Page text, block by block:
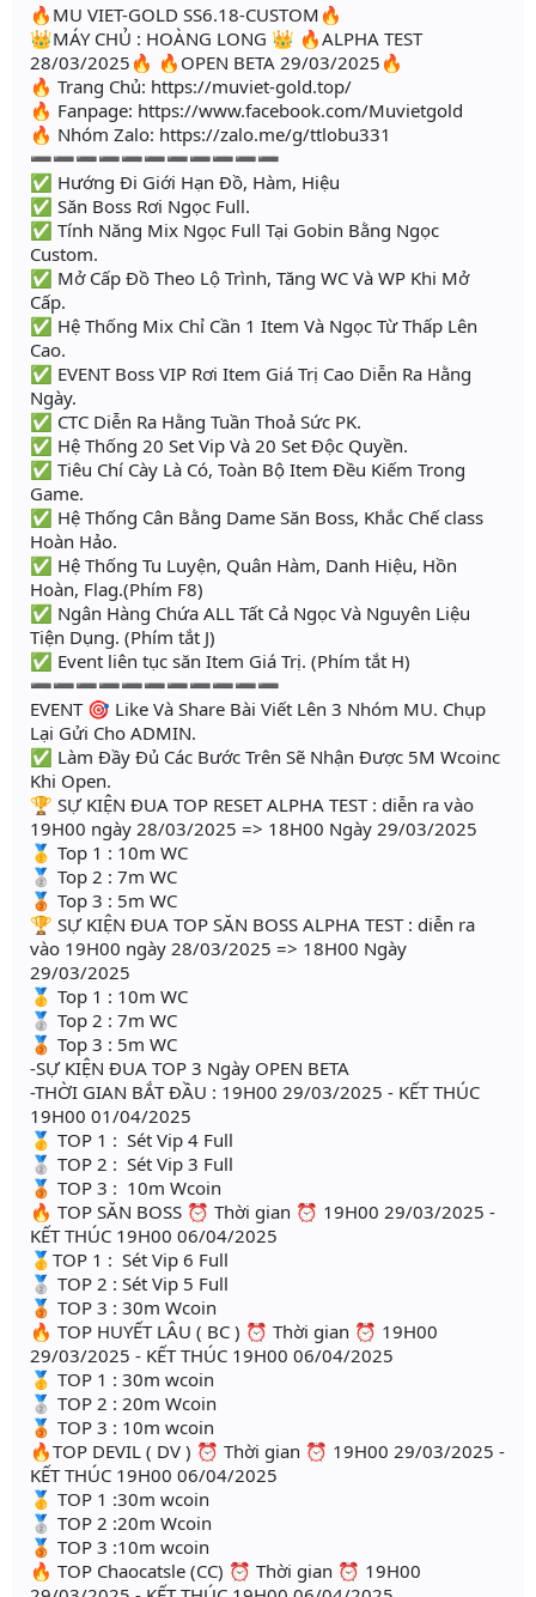
🔥MU VIET-GOLD SS6.18-CUSTOM🔥
👑MÁY CHỦ : HOÀNG LONG 👑 🔥ALPHA TEST
28/03/2025🔥 🔥OPEN BETA 29/03/2025🔥
🔥 Trang Chủ: https://muviet-gold.top/
🔥 Fanpage: https://www.facebook.com/Muvietgold
🔥 Nhóm Zalo: https://zalo.me/g/ttlobu331
➖➖➖➖➖➖➖➖➖➖➖
✅ Hướng Đi Giới Hạn Đồ, Hàm, Hiệu
✅ Săn Boss Rơi Ngọc Full.
✅ Tính Năng Mix Ngọc Full Tại Gobin Bằng Ngọc
Custom.
✅ Mở Cấp Đồ Theo Lộ Trình, Tăng WC Và WP Khi Mở
Cấp.
✅ Hệ Thống Mix Chỉ Cần 1 Item Và Ngọc Từ Thấp Lên
Cao.
✅ EVENT Boss VIP Rơi Item Giá Trị Cao Diễn Ra Hằng
Ngày.
✅ CTC Diễn Ra Hằng Tuần Thoả Sức PK.
✅ Hệ Thống 20 Set Vip Và 20 Set Độc Quyền.
✅ Tiêu Chí Cày Là Có, Toàn Bộ Item Đều Kiếm Trong
Game.
✅ Hệ Thống Cân Bằng Dame Săn Boss, Khắc Chế class
Hoàn Hảo.
✅ Hệ Thống Tu Luyện, Quân Hàm, Danh Hiệu, Hồn
Hoàn, Flag.(Phím F8)
✅ Ngân Hàng Chứa ALL Tất Cả Ngọc Và Nguyên Liệu
Tiện Dụng. (Phím tắt J)
✅ Event liên tục săn Item Giá Trị. (Phím tắt H)
➖➖➖➖➖➖➖➖➖➖➖
EVENT 🎯 Like Và Share Bài Viết Lên 3 Nhóm MU. Chụp
Lại Gửi Cho ADMIN.
✅ Làm Đầy Đủ Các Bước Trên Sẽ Nhận Được 5M Wcoinc
Khi Open.
🏆 SỰ KIỆN ĐUA TOP RESET ALPHA TEST : diễn ra vào
19H00 ngày 28/03/2025 => 18H00 Ngày 29/03/2025
🥇 Top 1 : 10m WC
🥈 Top 2 : 7m WC
🥉 Top 3 : 5m WC
🏆 SỰ KIỆN ĐUA TOP SĂN BOSS ALPHA TEST : diễn ra
vào 19H00 ngày 28/03/2025 => 18H00 Ngày
29/03/2025
🥇 Top 1 : 10m WC
🥈 Top 2 : 7m WC
🥉 Top 3 : 5m WC
-SỰ KIỆN ĐUA TOP 3 Ngày OPEN BETA
-THỜI GIAN BẮT ĐẦU : 19H00 29/03/2025 - KẾT THÚC
19H00 01/04/2025
🥇 TOP 1 : Sét Vip 4 Full
🥈 TOP 2 : Sét Vip 3 Full
🥉 TOP 3 : 10m Wcoin
🔥 TOP SĂN BOSS ⏰ Thời gian ⏰ 19H00 29/03/2025 -
KẾT THÚC 19H00 06/04/2025
🥇TOP 1 : Sét Vip 6 Full
🥈 TOP 2 : Sét Vip 5 Full
🥉 TOP 3 : 30m Wcoin
🔥 TOP HUYẾT LÂU ( BC ) ⏰ Thời gian ⏰ 19H00
29/03/2025 - KẾT THÚC 19H00 06/04/2025
🥇 TOP 1 : 30m wcoin
🥈 TOP 2 : 20m Wcoin
🥉 TOP 3 : 10m wcoin
🔥TOP DEVIL ( DV ) ⏰ Thời gian ⏰ 19H00 29/03/2025 -
KẾT THÚC 19H00 06/04/2025
🥇 TOP 1 :30m wcoin
🥈 TOP 2 :20m Wcoin
🥉 TOP 3 :10m wcoin
🔥 TOP Chaocatsle (CC) ⏰ Thời gian ⏰ 19H00